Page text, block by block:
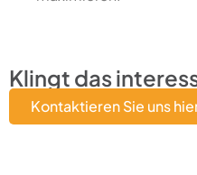
Klingt das
Kontaktieren Sie uns